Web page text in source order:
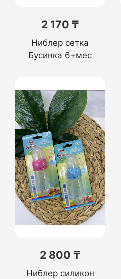
2 170 ₸
Ниблер сетка
Бусинка 6+мес
2 800 ₸
Ниблер силикон